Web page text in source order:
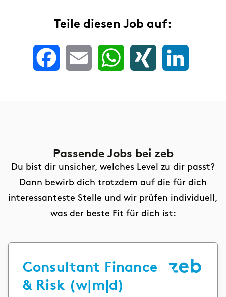
Teile diesen Job auf:
Facebook Email WhatsApp XING
Passende Jobs bei zeb
Du bist dir unsicher, welches Level zu dir passt?
Dann bewirb dich trotzdem auf die für dich
interessanteste Stelle und wir prüfen individuell,
was der beste Fit für dich ist:
Consultant Finance
& Risk (w|m|d)